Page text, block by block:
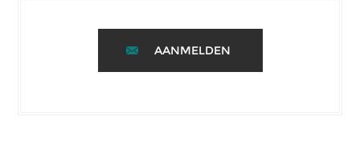
AANMELDEN